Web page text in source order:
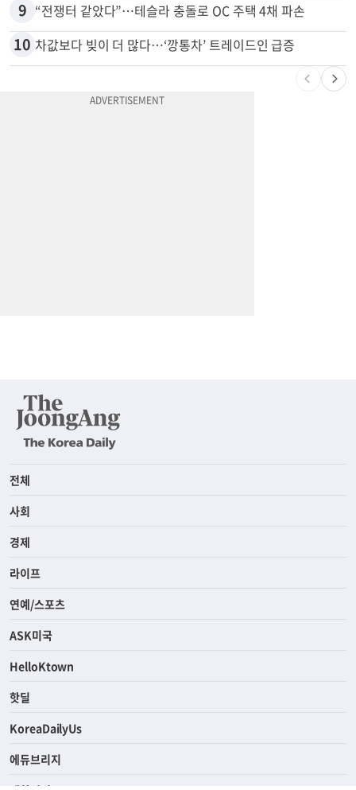
8 변호사시험 중 심정지 온 한인, 뉴욕주 제소
9 “전쟁터 같았다”…테슬라 충돌로 OC 주택 4채 파손
전체
사회
경제
라이프
연예/스포츠
ASK미국
HelloKtown
핫딜
KoreaDailyUs